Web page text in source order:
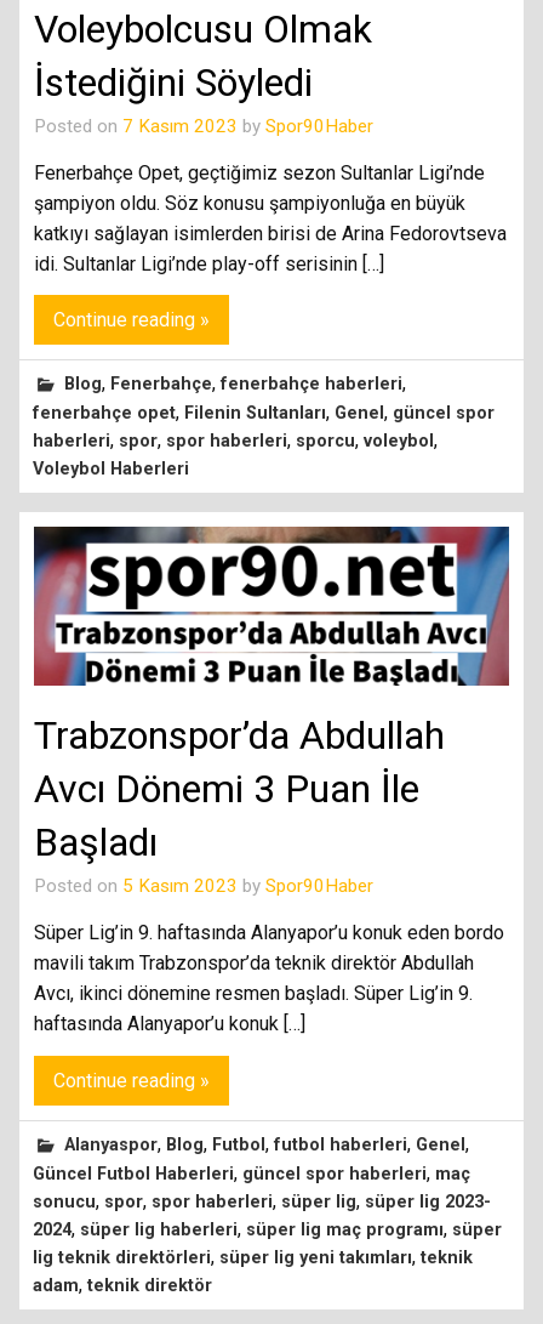
Voleybolcusu Olmak
İstediğini Söyledi
Posted on 7 Kasım 2023 by Spor90Haber
Fenerbahçe Opet, geçtiğimiz sezon Sultanlar Ligi’nde
şampiyon oldu. Söz konusu şampiyonluğa en büyük
katkıyı sağlayan isimlerden birisi de Arina Fedorovtseva
idi. Sultanlar Ligi’nde play-off serisinin […]
Continue reading »
Blog, Fenerbahçe,fenerbahçe haberleri,
fenerbahçe opet, Filenin Sultanları, Genel, güncel spor
haberleri, spor, spor haberleri, sporcu,voleybol,
Voleybol Haberleri
Trabzonspor’da Abdullah
Avcı Dönemi 3 Puan İle
Başladı
Posted on 5 Kasım 2023 by Spor90Haber
Süper Lig’in 9. haftasında Alanyapor’u konuk eden bordo
mavili takım Trabzonspor’da teknik direktör Abdullah
Avcı, ikinci dönemine resmen başladı. Süper Lig’in 9.
haftasında Alanyapor’u konuk […]
Continue reading »
Alanyaspor, Blog, Futbol,futbol haberleri, Genel,
Güncel Futbol Haberleri, güncel spor haberleri, maç
sonucu, spor, spor haberleri, süper lig, süper lig 2023-
2024, süper lig haberleri, süper lig maç programı, süper
lig teknik direktörleri, süper lig yeni takımları,teknik
adam,teknik direktör